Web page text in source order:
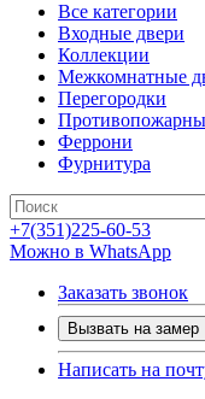
Все категории
Входные двери
Коллекции
Межкомнатные
Перегородки
Феррони
Фурнитура
+7(351)225-60-53
Можно в WhatsApp
Заказать звонок
Вызвать на замер
Написать на